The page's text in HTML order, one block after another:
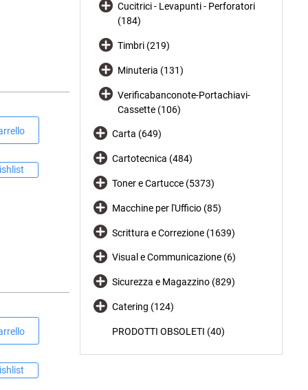
Cucitrici - Levapunti - Perforatori
(184)
Timbri (219)
Minuteria (131)
Verificabanconote-Portachiavi-
Cassette (106)
Carta (649)
Cartotecnica (484)
Toner e Cartucce (5373)
Macchine per l'Ufficio (85)
Scrittura e Correzione (1639)
Visual e Communicazione (6)
Sicurezza e Magazzino (829)
Catering (124)
PRODOTTI OBSOLETI (40)